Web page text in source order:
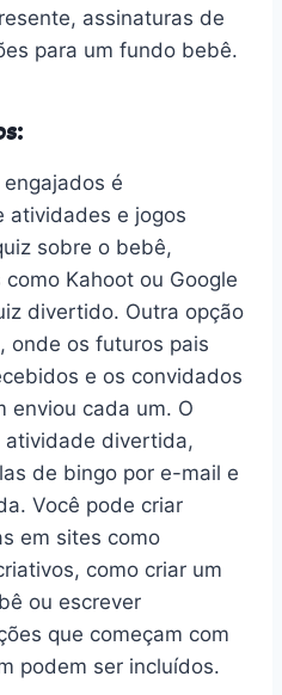
assinaturas de
para um fundo bebê.
é
atividades e jogos
sobre o bebê,
Kahoot ou Google
divertido. Outra opção
onde os futuros pais
e os convidados
enviou cada um. O
divertida,
de bingo por e-mail e
Você pode criar
em sites como
como criar um
ou escrever
que começam com
podem ser incluídos.